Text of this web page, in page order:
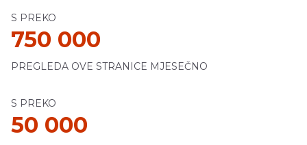
S PREKO
750 000
PREGLEDA OVE STRANICE MJESEČNO
S PREKO
50 000